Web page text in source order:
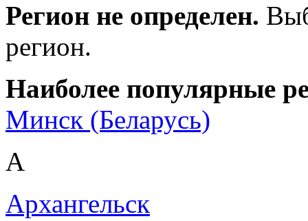
Регион не определен.
регион.
Наиболее популярные
Минск (Беларусь)
А
Архангельск